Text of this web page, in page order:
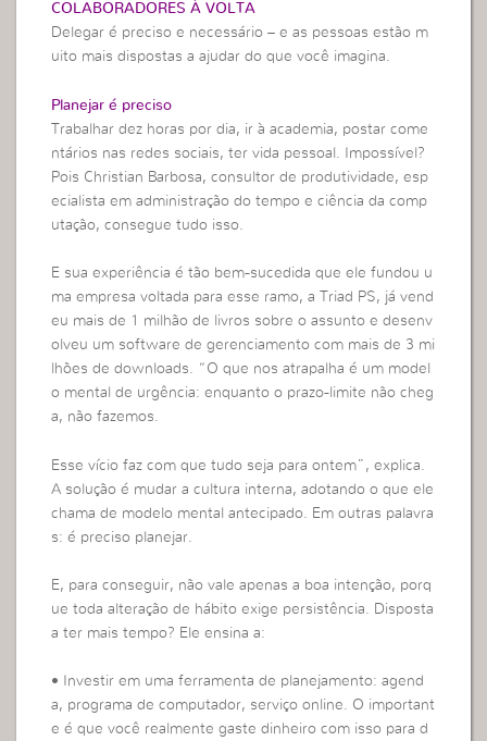
COLABORADORES À VOLTA
Delegar é preciso e necessário – e as pessoas estão m
uito mais dispostas a ajudar do que você imagina.
Planejar é preciso
Trabalhar dez horas por dia, ir à academia, postar come
ntários nas redes sociais, ter vida pessoal. Impossível?
Pois Christian Barbosa, consultor de produtividade, esp
ecialista em administração do tempo e ciência da comp
utação, consegue tudo isso.
E sua experiência é tão bem-sucedida que ele fundou u
ma empresa voltada para esse ramo, a Triad PS, já vend
eu mais de 1 milhão de livros sobre o assunto e desenv
olveu um software de gerenciamento com mais de 3 mi
lhões de downloads. “O que nos atrapalha é um model
o mental de urgência: enquanto o prazo-limite não cheg
a, não fazemos.
Esse vício faz com que tudo seja para ontem”, explica.
A solução é mudar a cultura interna, adotando o que ele
chama de modelo mental antecipado. Em outras palavra
s: é preciso planejar.
E, para conseguir, não vale apenas a boa intenção, porq
ue toda alteração de hábito exige persistência. Disposta
a ter mais tempo? Ele ensina a:
• Investir em uma ferramenta de planejamento: agend
a, programa de computador, serviço online. O important
e é que você realmente gaste dinheiro com isso para d